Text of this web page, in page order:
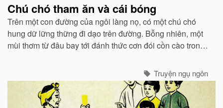
Chú chó tham ăn và cái bóng
Trên một con đường của ngôi làng nọ, có một chú chó
hung dữ lững thững đi dạo trên đường. Bỗng nhiên, một
mùi thơm từ đâu bay tới đánh thức cơn đói cồn cào trong
Truyện ngụ ngôn